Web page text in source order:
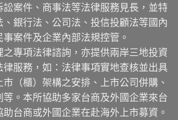
訟案件、商事法等法律服務見長，並特
銀行法、公司法、投信投顧法等國內
案件及企業內部法規控管。
專項法律諮詢，亦提供兩岸三地投資
律服務，如：法律事項實地查核並出具
（櫃）架構之安排、上市公司併購、
。本所協助多家台商及外國企業來台
助台商或外國企業在赴海外上市募資。